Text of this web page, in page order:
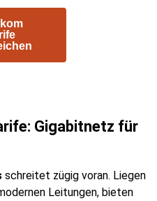
Gigabitnetz für
schreitet zügig voran. Liegen
Leitungen, bieten